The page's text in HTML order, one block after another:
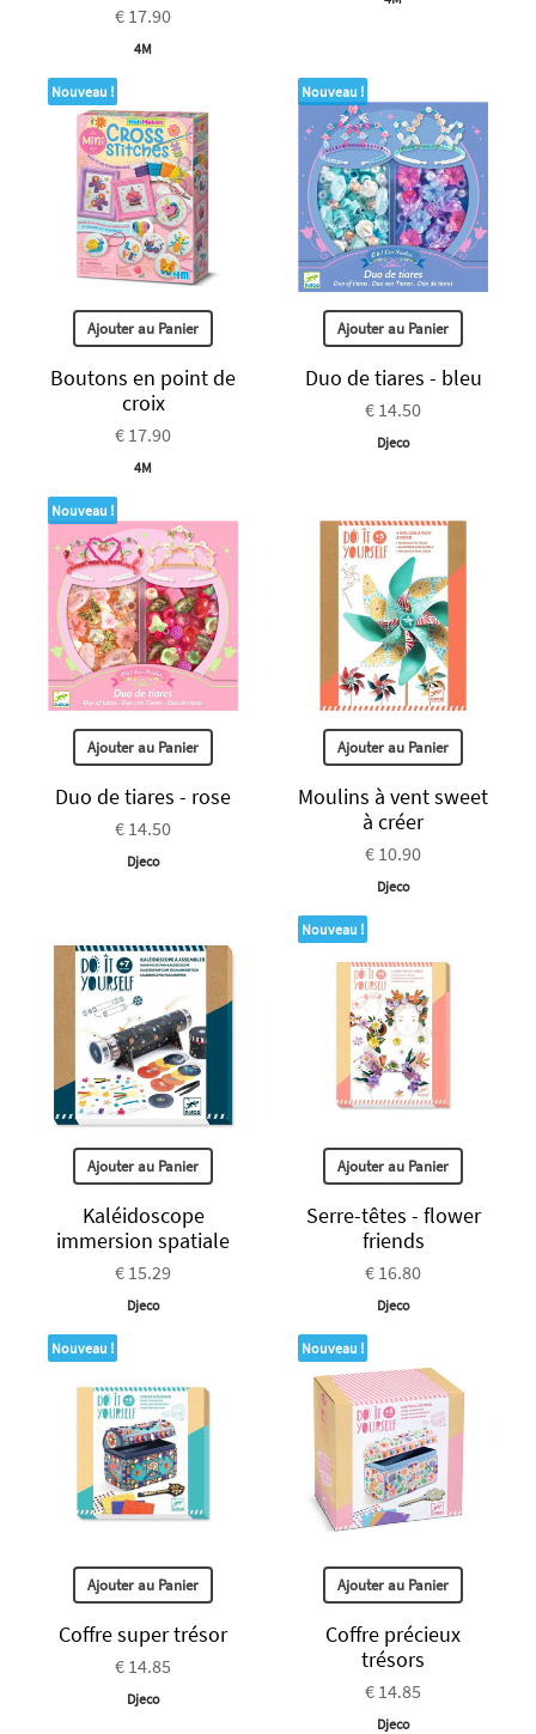
€ 17.90
4M
Nouveau !
Ajouter au Panier
Boutons en point de
croix
€ 17.90
4M
Nouveau !
Ajouter au Panier
Duo de tiares - bleu
€ 14.50
Djeco
Nouveau !
Ajouter au Panier
Duo de tiares - rose
€ 14.50
Djeco
Ajouter au Panier
Moulins à vent sweet
à créer
€ 10.90
Djeco
Ajouter au Panier
Kaléidoscope
immersion spatiale
€ 15.29
Djeco
Nouveau !
Ajouter au Panier
Serre-têtes - flower
friends
€ 16.80
Djeco
Nouveau !
Ajouter au Panier
Coffre super trésor
€ 14.85
Djeco
Nouveau !
Ajouter au Panier
Coffre précieux
trésors
€ 14.85
Djeco